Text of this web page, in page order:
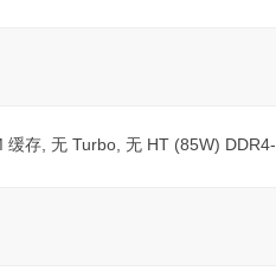
存, 无 Turbo, 无 HT (85W) DDR4-